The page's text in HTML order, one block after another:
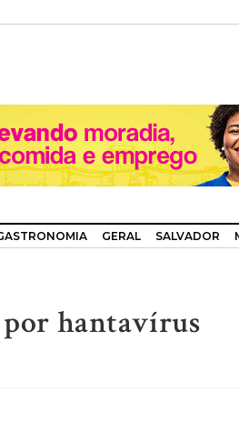
GERAL SALVADOR
hantavírus